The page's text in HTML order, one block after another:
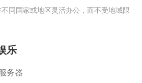
同国家或地区灵活办公，而不受地域限
乐
务器